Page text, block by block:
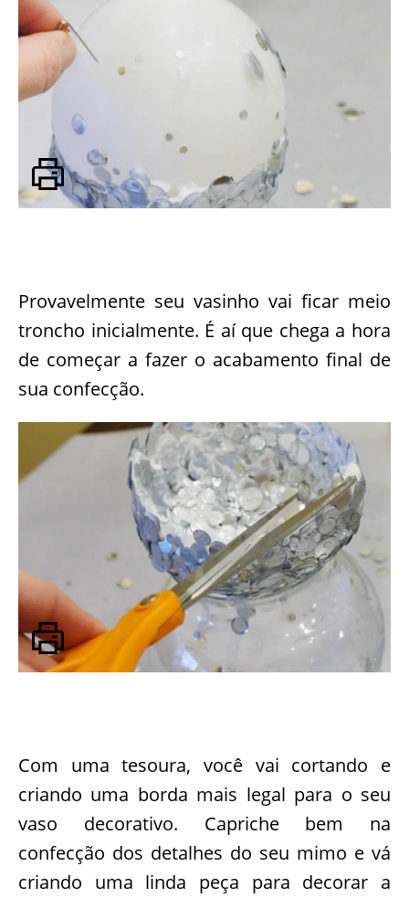
Provavelmente seu vasinho vai ficar meio
troncho inicialmente. É aí que chega a hora
de começar a fazer o acabamento final de
sua confecção.
Com uma tesoura, você vai cortando e
criando uma borda mais legal para o seu
vaso decorativo. Capriche bem na
confecção dos detalhes do seu mimo e vá
criando uma linda peça para decorar a